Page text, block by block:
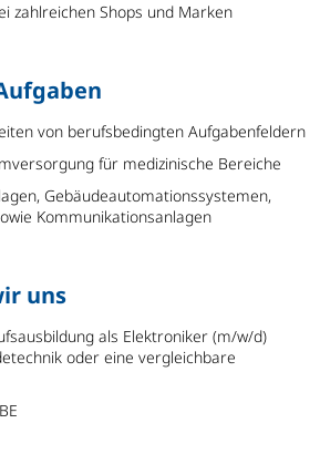
zahlreichen Shops und Marken
von berufsbedingten Aufgabenfeldern
für medizinische Bereiche
Gebäudeautomationssystemen,
Kommunikationsanlagen
uns
als Elektroniker (m/w/d)
oder eine vergleichbare